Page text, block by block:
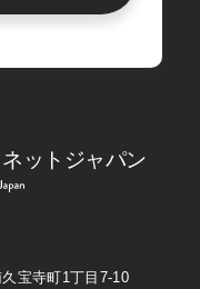
ットジャパン
宝寺町1丁目7-10